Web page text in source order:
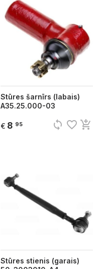
Stūres šarnīrs (labais)
A35.25.000-03
€ 8 95 sync favorite_border add_shopping_cart
Stūres stienis (garais)